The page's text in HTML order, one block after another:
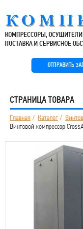
КОМПРЕССОРЫ,
ПОСТАВКА И СЕРВИСНОЕ
ОТПРАВИТЬ
СТРАНИЦА ТОВАРА
Главная Каталог
Винтовой компрессор